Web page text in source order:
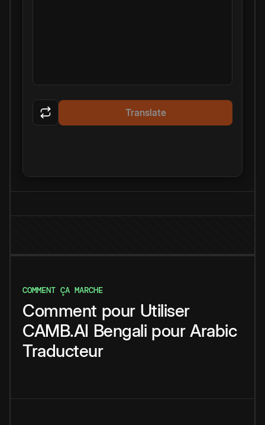
Translate
COMMENT ÇA MARCHE
Comment pour Utiliser
CAMB.AI Bengali pour Arabic
Traducteur